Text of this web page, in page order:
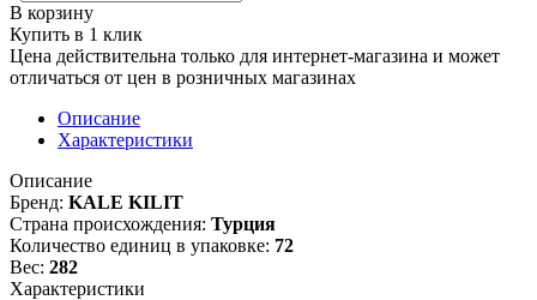
В корзину
Купить в 1 клик
Цена действительна только для интернет-магазина и может
отличаться от цен в розничных магазинах
Описание
Характеристики
Описание
Бренд: KALE KILIT
Страна происхождения: Турция
Количество единиц в упаковке: 72
Вес: 282
Характеристики